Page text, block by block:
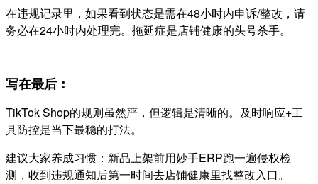
在违规记录里，如果看到状态是需在48小时内申诉/整改，请
务必在24小时内处理完。拖延症是店铺健康的头号杀手。
写在最后：
TikTok Shop的规则虽然严，但逻辑是清晰的。及时响应+工
具防控是当下最稳的打法。
建议大家养成习惯：新品上架前用妙手ERP跑一遍侵权检
测，收到违规通知后第一时间去店铺健康里找整改入口。